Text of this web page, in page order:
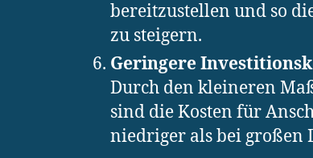
bereitzustellen und so
zu steigern.
Geringere
Durch den kleineren
sind die Kosten für
niedriger als bei großen